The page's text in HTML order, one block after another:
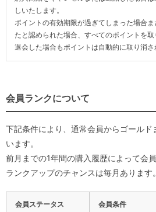
しいたします。
ポイントの有効期限が過ぎてしまった場合
たと認められた場合、すべてのポイントを取
退会した場合もポイントは自動的に取り消さ
会員ランクについて
下記条件により、通常会員からゴールド
います。
前月までの1年間の購入履歴によって会
ランクアップのチャンスは毎月あります。
会員ステータス 会員条件